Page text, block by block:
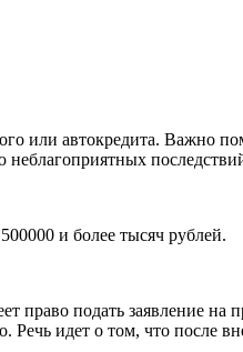
или автокредита.
и более тысяч рублей.
подать заявление
Речь идет о том, что после